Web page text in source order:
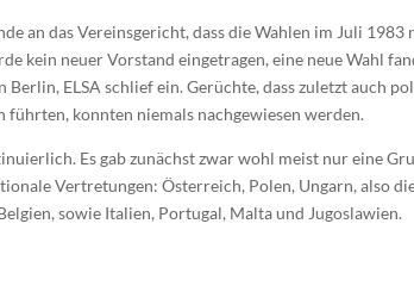
an das Vereinsgericht, dass die Wahlen im Juli
kein neuer Vorstand eingetragen, eine neue Wahl
ELSA schlief ein. Gerüchte, dass zuletzt auch
konnten niemals nachgewiesen werden.
Es gab zunächst zwar wohl meist nur eine
Vertretungen: Österreich, Polen, Ungarn, also
sowie Italien, Portugal, Malta und Jugoslawien.